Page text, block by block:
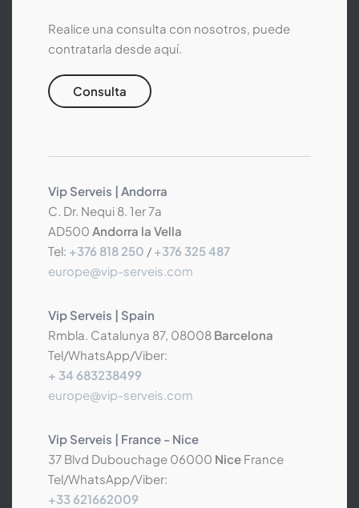
Realice una consulta con nosotros, puede
contratarla desde aquí.
Consulta
Vip Serveis | Andorra
C. Dr. Nequi 8. 1er 7a
AD500 Andorra la Vella
Tel: +376 818 250 / +376 325 487
europe@vip-serveis.com
Vip Serveis | Spain
Rmbla. Catalunya 87, 08008 Barcelona
Tel/WhatsApp/Viber:
+ 34 683238499
europe@vip-serveis.com
Vip Serveis | France - Nice
37 Blvd Dubouchage 06000 Nice France
Tel/WhatsApp/Viber:
+33 621662009